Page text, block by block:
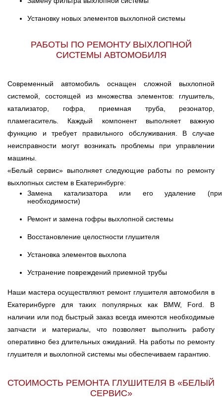
Установку новых элементов выхлопной системы
РАБОТЫ ПО РЕМОНТУ ВЫХЛОПНОЙ
СИСТЕМЫ АВТОМОБИЛЯ
Современный автомобиль оснащен сложной выхлопной
системой, состоящей из множества элементов: глушитель,
катализатор, гофра, приемная труба, резонатор,
пламегаситель. Каждый компонент выполняет важную
функцию и требует правильного обслуживания. В случае
неисправности могут возникать проблемы при управлении
машины.
«Белый сервис» выполняет следующие работы по ремонту
выхлопных систем в Екатеринбурге:
Замена катализатора или его удаление (при
необходимости)
Ремонт и замена гофры выхлопной системы
Восстановление целостности глушителя
Установка элементов выхлопа
Устранение повреждений приемной трубы
Наши мастера осуществляют ремонт глушителя автомобиля в
Екатеринбурге для таких популярных как BMW, Ford. В
наличии или под быстрый заказ всегда имеются необходимые
запчасти и материалы, что позволяет выполнить работу
оперативно без длительных ожиданий. На работы по ремонту
глушителя и выхлопной системы мы обеспечиваем гарантию.
СТОИМОСТЬ РЕМОНТА ГЛУШИТЕЛЯ В «БЕЛЫЙ
СЕРВИС»